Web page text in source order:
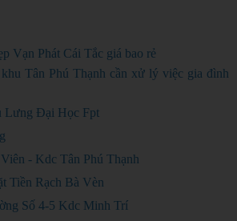
Vạn Phát Cái Tắc giá bao rẻ
Tân Phú Thạnh cần xử lý việc gia đình
Lưng Đại Học Fpt
- Kdc Tân Phú Thạnh
Tiền Rạch Bà Vèn
Số 4-5 Kdc Minh Trí